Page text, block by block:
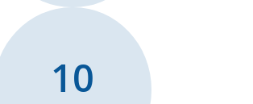
10